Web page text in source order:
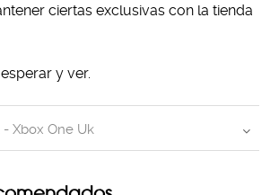
ciertas exclusivas con la tienda
y ver.
- Xbox One Uk